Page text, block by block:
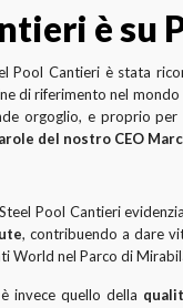
è su
Pool Cantieri è stata
di riferimento nel
orgoglio, e proprio per
del nostro CEO
Pool Cantieri
, contribuendo a dare
World nel Parco di
invece quello della